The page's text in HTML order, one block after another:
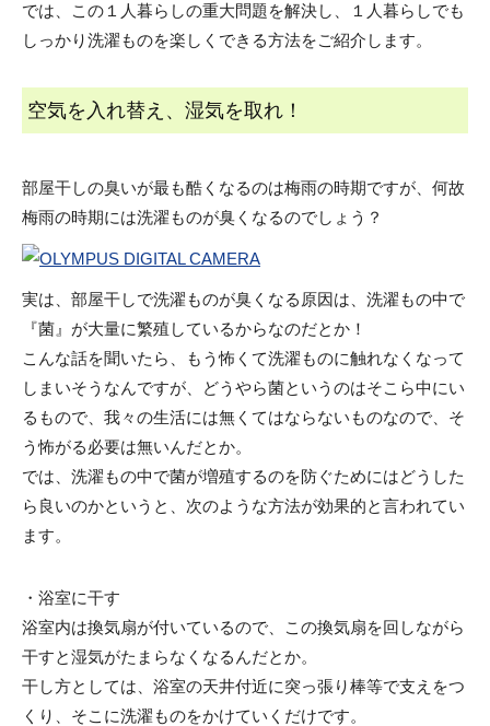
では、この１人暮らしの重大問題を解決し、１人暮らしでも
しっかり洗濯ものを楽しくできる方法をご紹介します。
空気を入れ替え、湿気を取れ！
部屋干しの臭いが最も酷くなるのは梅雨の時期ですが、何故
梅雨の時期には洗濯ものが臭くなるのでしょう？
実は、部屋干しで洗濯ものが臭くなる原因は、洗濯もの中で
『菌』が大量に繁殖しているからなのだとか！
こんな話を聞いたら、もう怖くて洗濯ものに触れなくなって
しまいそうなんですが、どうやら菌というのはそこら中にい
るもので、我々の生活には無くてはならないものなので、そ
う怖がる必要は無いんだとか。
では、洗濯もの中で菌が増殖するのを防ぐためにはどうした
ら良いのかというと、次のような方法が効果的と言われてい
ます。
・浴室に干す
浴室内は換気扇が付いているので、この換気扇を回しながら
干すと湿気がたまらなくなるんだとか。
干し方としては、浴室の天井付近に突っ張り棒等で支えをつ
くり、そこに洗濯ものをかけていくだけです。